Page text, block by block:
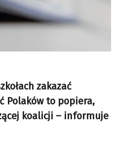
zakazać
Polaków to popiera,
koalicji – informuje